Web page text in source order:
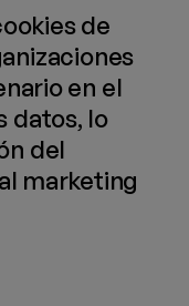
de
en el
datos, lo
del
marketing